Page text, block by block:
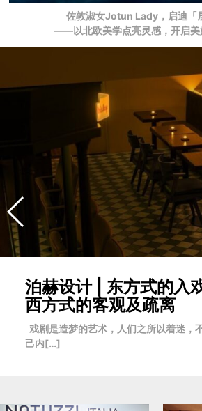
佐敦淑女Jotun Lady，启迪「
——以北欧美学点亮灵感，开启美
泊赫设计 | 东方式的入
西方式的客观及疏离
戏剧是造梦的艺术，人们之所以着迷，
己内[…]